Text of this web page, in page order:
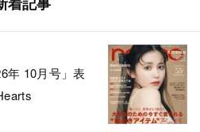
年 10月号」表